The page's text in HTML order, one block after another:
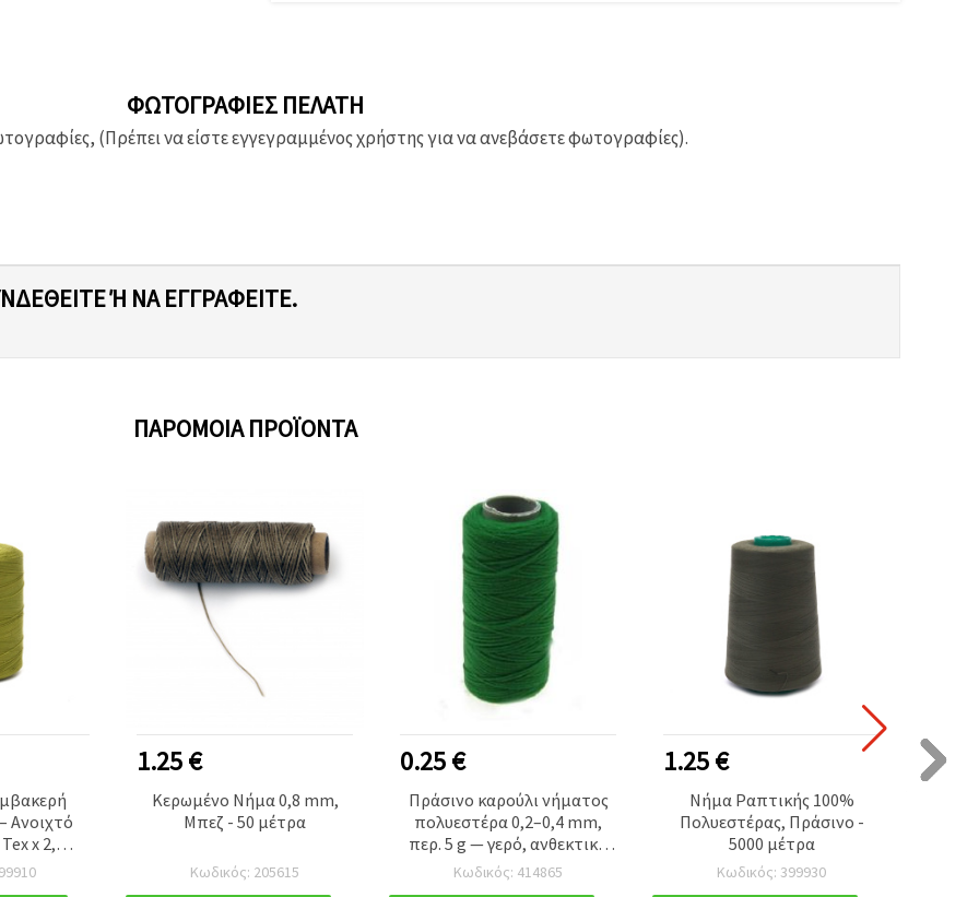
ΦΩΤΟΓΡΑΦΊΕΣ ΠΕΛΆΤΗ
(Πρέπει να είστε εγγεγραμμένος χρήστης για να ανεβάσετε φωτογραφίες).
Ή ΝΑ ΕΓΓΡΑΦΕΊΤΕ.
ΠΑΡΌΜΟΙΑ ΠΡΟΪΌΝΤΑ
Ανοιχτό
x 2,
1000 m
1.25 €
Κερωμένο Νήμα 0,8 mm,
Μπεζ - 50 μέτρα
Κωδικός: 205615
0.25 €
Πράσινο καρούλι νήματος
πολυεστέρα 0,2–0,4 mm,
περ. 5 g — γερό, ανθεκτικό
νήμα χειροτεχνίας για
χάντρες, κατασκευή
Κωδικός: 414865
1.25 €
Νήμα Ραπτικής 100%
Πολυεστέρας, Πράσινο -
5000 μέτρα
Κωδικός: 399930
1.25